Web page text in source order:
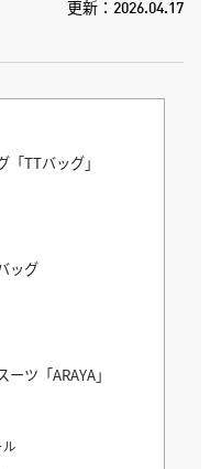
更新：2026.04.17
TTバッグ」
ッグ
ツ「ARAYA」